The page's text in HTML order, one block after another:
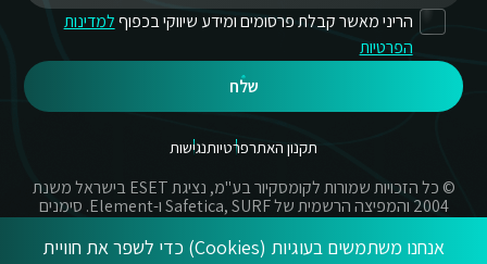
אנחנו משתמשים בעוגיות (Cookies) כדי לשפר את חוויית
הריני מאשר קבלת פרסומים ומידע שיווקי בכפוףלמדינות
הפרטיות
שלח
תקנון האתרפרטיותנגישות
© כל הזכויות שמורות לקומסקיור בע"מ, נציגת ESET בישראל משנת
2004 והמפיצה הרשמית של Safetica, SURF ו-Element. סימנים
מסחריים אשר בשימוש באתר זה הינם סימנים מסחריים או מותגים
רשומים של החברות הרשומות.